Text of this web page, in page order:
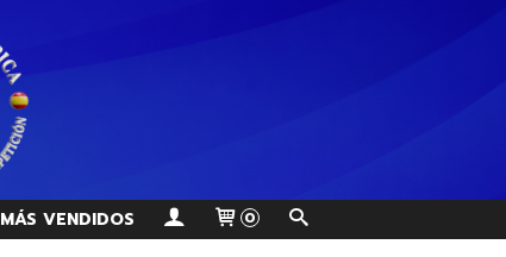
MÁS VENDIDOS 0